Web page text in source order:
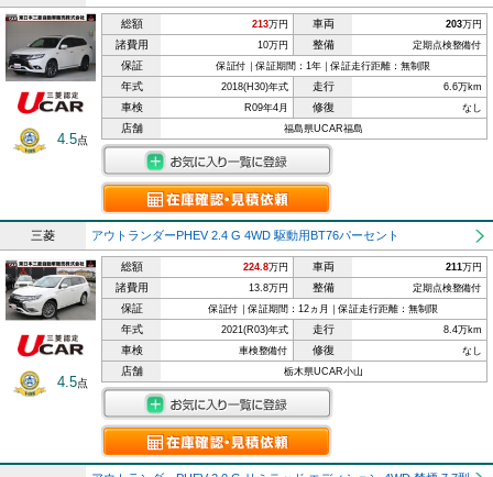
4.5点
総額 213万円 車両 203万円
諸費用 10万円 整備 定期点検整備付
保証 保証付｜保証期間：1年｜保証走行距離：無制限
年式 2018(H30)年式 走行 6.6万km
車検 R09年4月 修復 なし
店舗 福島県UCAR福島
三菱 アウトランダーPHEV 2.4 G 4WD 駆動用BT76パーセント
4.5点
総額 224.8万円 車両 211万円
諸費用 13.8万円 整備 定期点検整備付
保証 保証付｜保証期間：12ヵ月｜保証走行距離：無制限
年式 2021(R03)年式 走行 8.4万km
車検 車検整備付 修復 なし
店舗 栃木県UCAR小山